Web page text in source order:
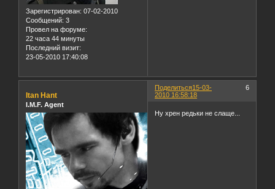
Зарегистрирован: 07-02-2010
Сообщений: 3
Провел на форуме:
22 часа 44 минуты
Последний визит:
23-05-2010 17:40:08
Поделиться 6
15-03-
2010 16:58:18
Itan Hant
I.M.F. Agent
Ну хрен редьки не слаще...